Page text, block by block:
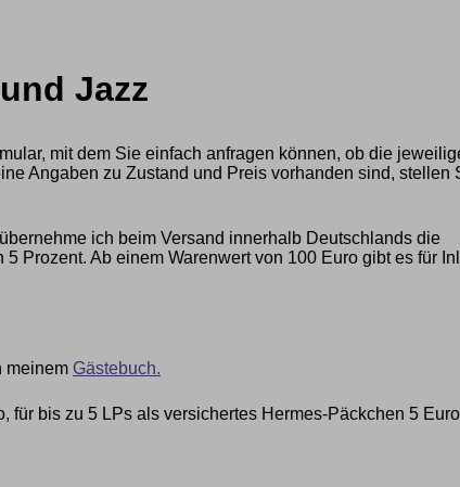
Jazz
mit dem Sie einfach anfragen können, ob die
Angaben zu Zustand und Preis vorhanden sind, stellen
ich beim Versand innerhalb Deutschlands die
Prozent. Ab einem Warenwert von 100 Euro gibt es für
meinem Gästebuch.
für bis zu 5 LPs als versichertes Hermes-Päckchen 5